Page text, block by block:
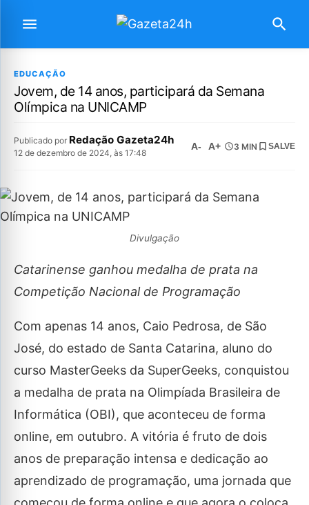
EDUCAÇÃO
Jovem, de 14 anos, participará da Semana
Olímpica na UNICAMP
Publicado por Redação Gazeta24h
12 de dezembro de 2024, às 17:48
A- A+ 3 MIN SALVE
Divulgação
Catarinense ganhou medalha de prata na
Competição Nacional de Programação
Com apenas 14 anos, Caio Pedrosa, de São
José, do estado de Santa Catarina, aluno do
curso MasterGeeks da SuperGeeks, conquistou
a medalha de prata na Olimpíada Brasileira de
Informática (OBI), que aconteceu de forma
online, em outubro. A vitória é fruto de dois
anos de preparação intensa e dedicação ao
aprendizado de programação, uma jornada que